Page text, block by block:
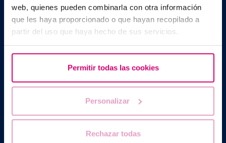
web, quienes pueden combinarla con otra información
que les haya proporcionado o que hayan recopilado a
partir del uso que haya hecho de sus servicios.
Permitir todas las cookies
Personalizar
Rechazar todas
Barcelona IVF è un centro medico autorizzato dalla Generalitat de
Cataluyna ad operare nel campo della riproduzione umana
assistita con il codice identificativo E08050604.